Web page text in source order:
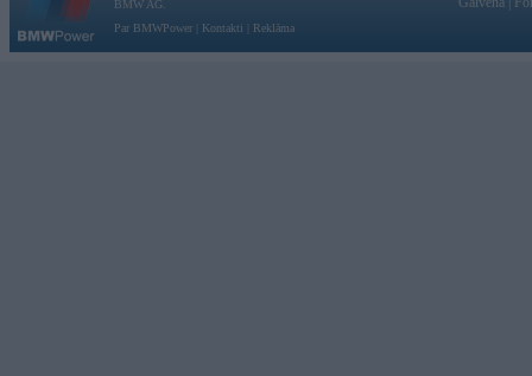
BMW AG.
Par BMWPower
Kontakti Reklāma